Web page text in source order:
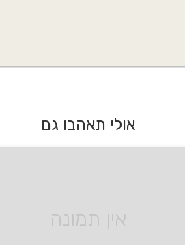
אולי תאהבו גם
אין תמונה